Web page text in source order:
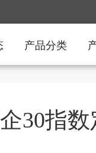
产品分类
30指